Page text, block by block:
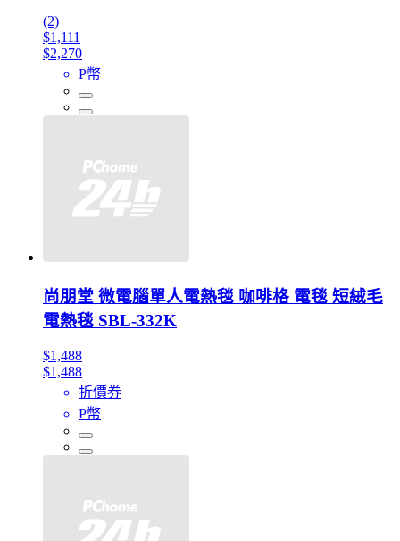
(2)
$1,111
$2,270
P幣
尚朋堂 微電腦單人電熱毯 咖啡格 電毯 短絨毛
電熱毯 SBL-332K
$1,488
$1,488
折價券
P幣